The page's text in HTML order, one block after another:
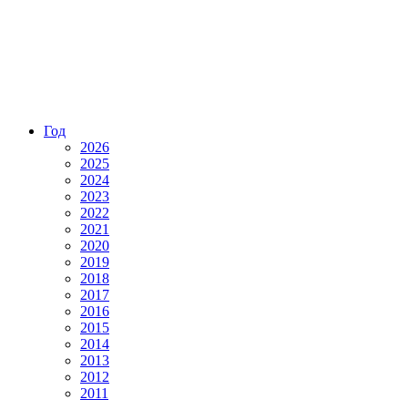
Год
2026
2025
2024
2023
2022
2021
2020
2019
2018
2017
2016
2015
2014
2013
2012
2011